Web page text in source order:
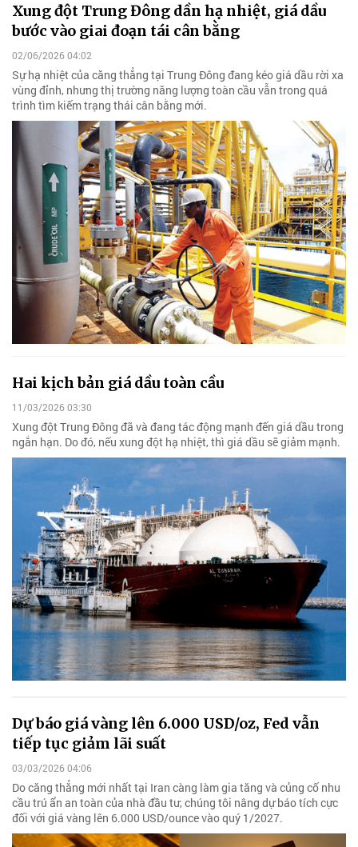
Xung đột Trung Đông dần hạ nhiệt, giá dầu
bước vào giai đoạn tái cân bằng
02/06/2026 04:02
Sự hạ nhiệt của căng thẳng tại Trung Đông đang kéo giá dầu rời xa
vùng đỉnh, nhưng thị trường năng lượng toàn cầu vẫn trong quá
trình tìm kiếm trạng thái cân bằng mới.
Hai kịch bản giá dầu toàn cầu
11/03/2026 03:30
Xung đột Trung Đông đã và đang tác động mạnh đến giá dầu trong
ngắn hạn. Do đó, nếu xung đột hạ nhiệt, thì giá dầu sẽ giảm mạnh.
Dự báo giá vàng lên 6.000 USD/oz, Fed vẫn
tiếp tục giảm lãi suất
03/03/2026 04:06
Do căng thẳng mới nhất tại Iran càng làm gia tăng và củng cố nhu
cầu trú ẩn an toàn của nhà đầu tư, chúng tôi nâng dự báo tích cực
đối với giá vàng lên 6.000 USD/ounce vào quý 1/2027.